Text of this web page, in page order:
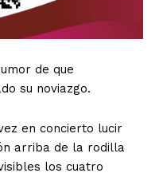
de que
su noviazgo.
en concierto lucir
arriba de la rodilla
los cuatro